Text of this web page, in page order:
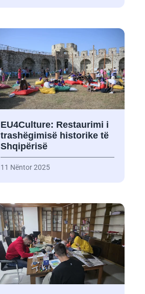
EU4Culture: Restaurimi i
trashëgimisë historike të
Shqipërisë
11 Nëntor 2025